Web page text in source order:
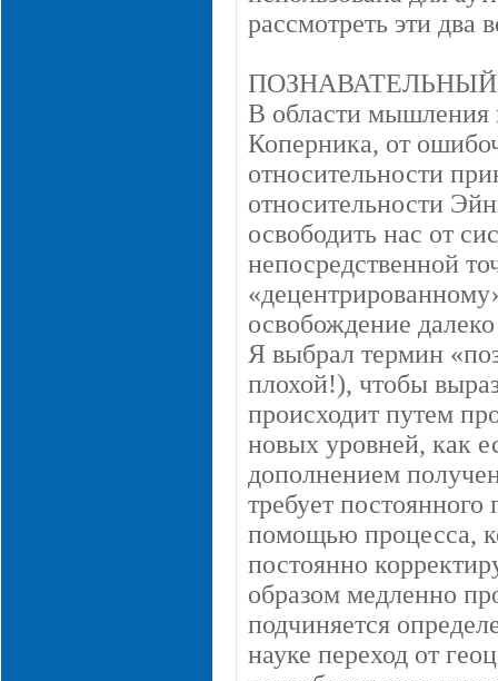
рассмотреть эти два
В области мышления
Коперника, от
относительности
относительности
освободить нас от
непосредственной
освобождение
Я выбрал термин
плохой!), чтобы
происходит путем
новых уровней, как
дополнением
требует
помощью процесса,
постоянно
образом медленно
подчиняется
науке переход от